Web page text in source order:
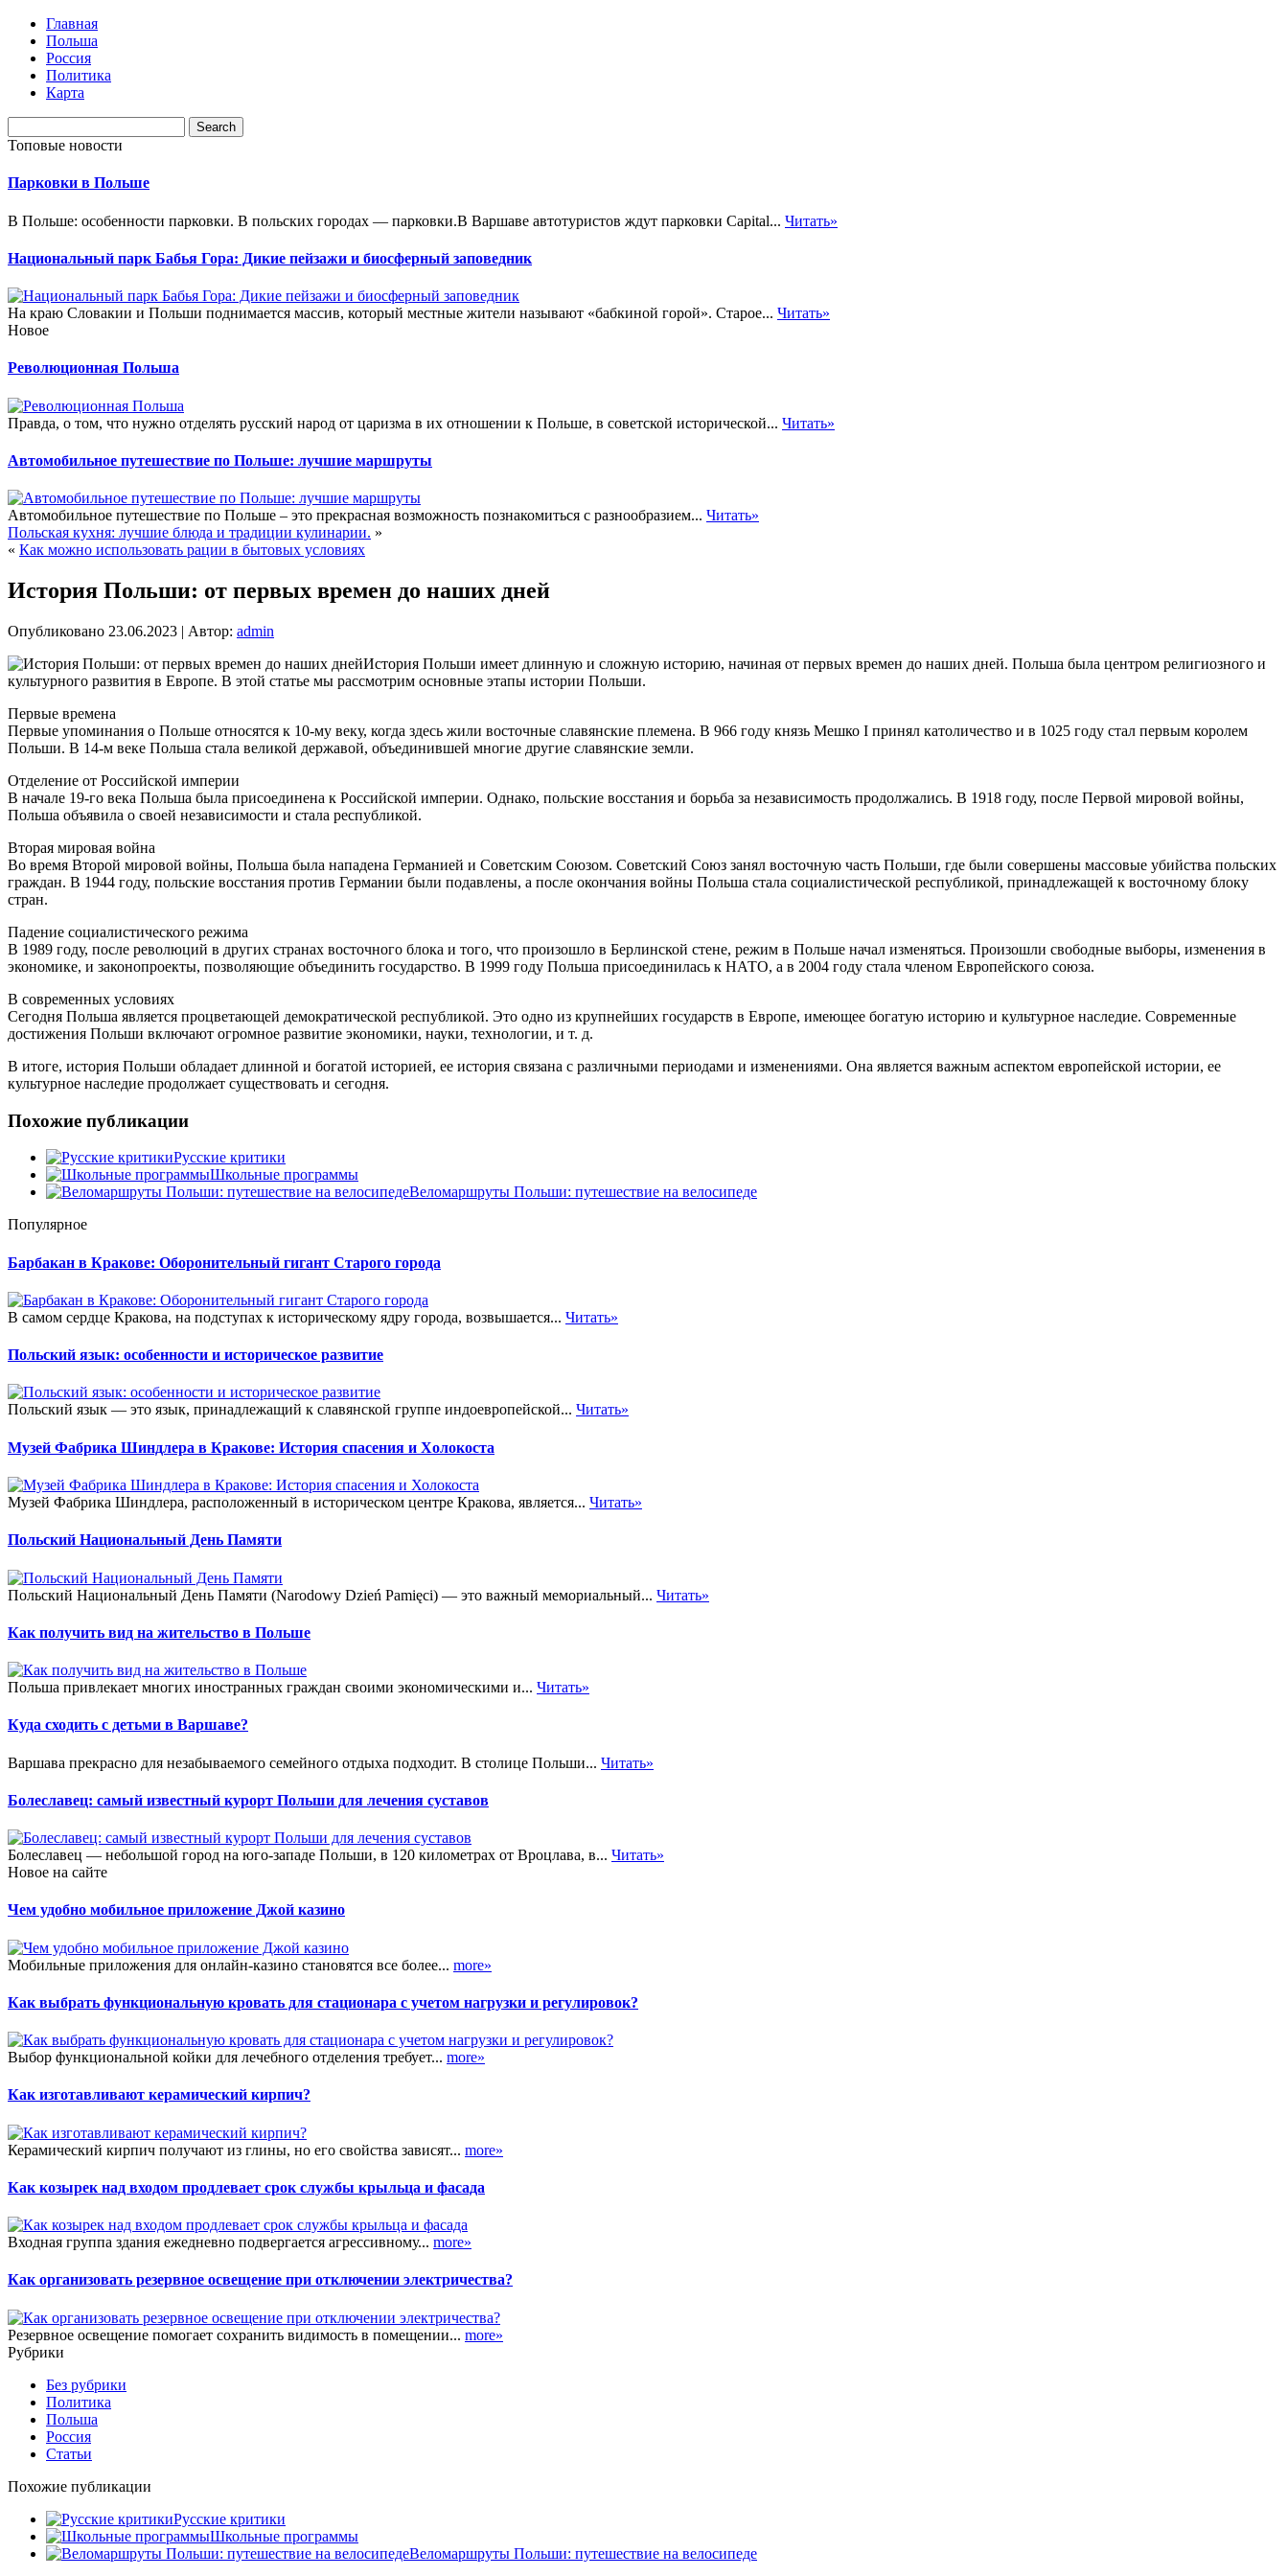
Главная
Польша
Россия
Политика
Карта
Топовые новости
Парковки в Польше
В Польше: особенности парковки. В польских городах — парковки.В Варшаве автотуристов ждут парковки Capital... Читать»
Национальный парк Бабья Гора: Дикие пейзажи и биосферный заповедник
На краю Словакии и Польши поднимается массив, который местные жители называют «бабкиной горой». Старое... Читать»
Новое
Революционная Польша
Правда, о том, что нужно отделять русский народ от царизма в их отношении к Польше, в советской исторической... Читать»
Автомобильное путешествие по Польше: лучшие маршруты
Автомобильное путешествие по Польше – это прекрасная возможность познакомиться с разнообразием... Читать»
Польская кухня: лучшие блюда и традиции кулинарии. »
« Как можно использовать рации в бытовых условиях
История Польши: от первых времен до наших дней
Опубликовано 23.06.2023 | Автор: admin
История Польши имеет длинную и сложную историю, начиная от первых времен до наших дней. Польша была центром религиозного и
культурного развития в Европе. В этой статье мы рассмотрим основные этапы истории Польши.
Первые времена
Первые упоминания о Польше относятся к 10-му веку, когда здесь жили восточные славянские племена. В 966 году князь Мешко I принял католичество и в 1025 году стал первым королем
Польши. В 14-м веке Польша стала великой державой, объединившей многие другие славянские земли.
Отделение от Российской империи
В начале 19-го века Польша была присоединена к Российской империи. Однако, польские восстания и борьба за независимость продолжались. В 1918 году, после Первой мировой войны,
Польша объявила о своей независимости и стала республикой.
Вторая мировая война
Во время Второй мировой войны, Польша была нападена Германией и Советским Союзом. Советский Союз занял восточную часть Польши, где были совершены массовые убийства польских
граждан. В 1944 году, польские восстания против Германии были подавлены, а после окончания войны Польша стала социалистической республикой, принадлежащей к восточному блоку
стран.
Падение социалистического режима
В 1989 году, после революций в других странах восточного блока и того, что произошло в Берлинской стене, режим в Польше начал изменяться. Произошли свободные выборы, изменения в
экономике, и законопроекты, позволяющие объединить государство. В 1999 году Польша присоединилась к НАТО, а в 2004 году стала членом Европейского союза.
В современных условиях
Сегодня Польша является процветающей демократической республикой. Это одно из крупнейших государств в Европе, имеющее богатую историю и культурное наследие. Современные
достижения Польши включают огромное развитие экономики, науки, технологии, и т. д.
В итоге, история Польши обладает длинной и богатой историей, ее история связана с различными периодами и изменениями. Она является важным аспектом европейской истории, ее
культурное наследие продолжает существовать и сегодня.
Похожие публикации
Русские критики
Школьные программы
Веломаршруты Польши: путешествие на велосипеде
Популярное
Барбакан в Кракове: Оборонительный гигант Старого города
В самом сердце Кракова, на подступах к историческому ядру города, возвышается... Читать»
Польский язык: особенности и историческое развитие
Польский язык — это язык, принадлежащий к славянской группе индоевропейской... Читать»
Музей Фабрика Шиндлера в Кракове: История спасения и Холокоста
Музей Фабрика Шиндлера, расположенный в историческом центре Кракова, является... Читать»
Польский Национальный День Памяти
Польский Национальный День Памяти (Narodowy Dzień Pamięci) — это важный мемориальный... Читать»
Как получить вид на жительство в Польше
Польша привлекает многих иностранных граждан своими экономическими и... Читать»
Куда сходить с детьми в Варшаве?
Варшава прекрасно для незабываемого семейного отдыха подходит. В столице Польши... Читать»
Болеславец: самый известный курорт Польши для лечения суставов
Болеславец — небольшой город на юго-западе Польши, в 120 километрах от Вроцлава, в... Читать»
Новое на сайте
Чем удобно мобильное приложение Джой казино
Мобильные приложения для онлайн-казино становятся все более... more»
Как выбрать функциональную кровать для стационара с учетом нагрузки и регулировок?
Выбор функциональной койки для лечебного отделения требует... more»
Как изготавливают керамический кирпич?
Керамический кирпич получают из глины, но его свойства зависят... more»
Как козырек над входом продлевает срок службы крыльца и фасада
Входная группа здания ежедневно подвергается агрессивному... more»
Как организовать резервное освещение при отключении электричества?
Резервное освещение помогает сохранить видимость в помещении... more»
Рубрики
Без рубрики
Политика
Польша
Россия
Статьи
Похожие публикации
Русские критики
Школьные программы
Веломаршруты Польши: путешествие на велосипеде